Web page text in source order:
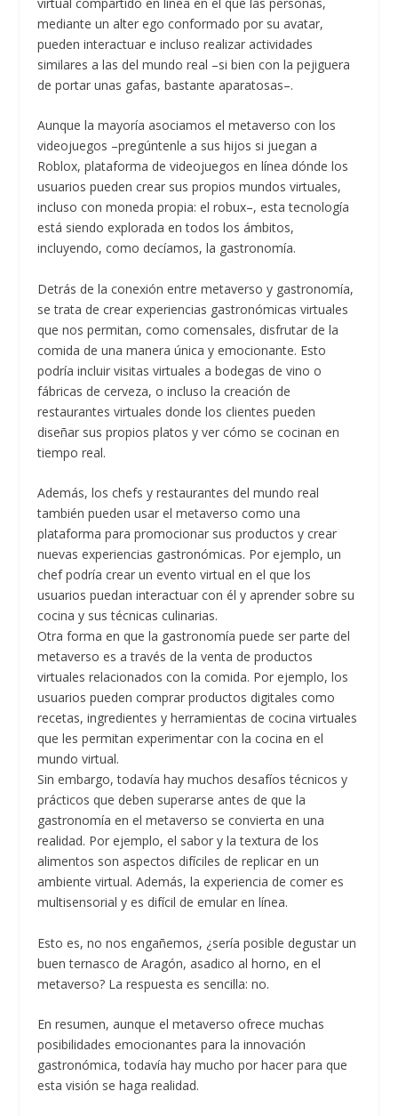
mediante un alter ego conformado por su avatar,
pueden interactuar e incluso realizar actividades
similares a las del mundo real –si bien con la pejiguera
de portar unas gafas, bastante aparatosas–.
Aunque la mayoría asociamos el metaverso con los
videojuegos –pregúntenle a sus hijos si juegan a
Roblox, plataforma de videojuegos en línea dónde los
usuarios pueden crear sus propios mundos virtuales,
incluso con moneda propia: el robux–, esta tecnología
está siendo explorada en todos los ámbitos,
incluyendo, como decíamos, la gastronomía.
Detrás de la conexión entre metaverso y gastronomía,
se trata de crear experiencias gastronómicas virtuales
que nos permitan, como comensales, disfrutar de la
comida de una manera única y emocionante. Esto
podría incluir visitas virtuales a bodegas de vino o
fábricas de cerveza, o incluso la creación de
restaurantes virtuales donde los clientes pueden
diseñar sus propios platos y ver cómo se cocinan en
tiempo real.
Además, los chefs y restaurantes del mundo real
también pueden usar el metaverso como una
plataforma para promocionar sus productos y crear
nuevas experiencias gastronómicas. Por ejemplo, un
chef podría crear un evento virtual en el que los
usuarios puedan interactuar con él y aprender sobre su
cocina y sus técnicas culinarias.
Otra forma en que la gastronomía puede ser parte del
metaverso es a través de la venta de productos
virtuales relacionados con la comida. Por ejemplo, los
usuarios pueden comprar productos digitales como
recetas, ingredientes y herramientas de cocina virtuales
que les permitan experimentar con la cocina en el
mundo virtual.
Sin embargo, todavía hay muchos desafíos técnicos y
prácticos que deben superarse antes de que la
gastronomía en el metaverso se convierta en una
realidad. Por ejemplo, el sabor y la textura de los
alimentos son aspectos difíciles de replicar en un
ambiente virtual. Además, la experiencia de comer es
multisensorial y es difícil de emular en línea.
Esto es, no nos engañemos, ¿sería posible degustar un
buen ternasco de Aragón, asadico al horno, en el
metaverso? La respuesta es sencilla: no.
En resumen, aunque el metaverso ofrece muchas
posibilidades emocionantes para la innovación
gastronómica, todavía hay mucho por hacer para que
esta visión se haga realidad.